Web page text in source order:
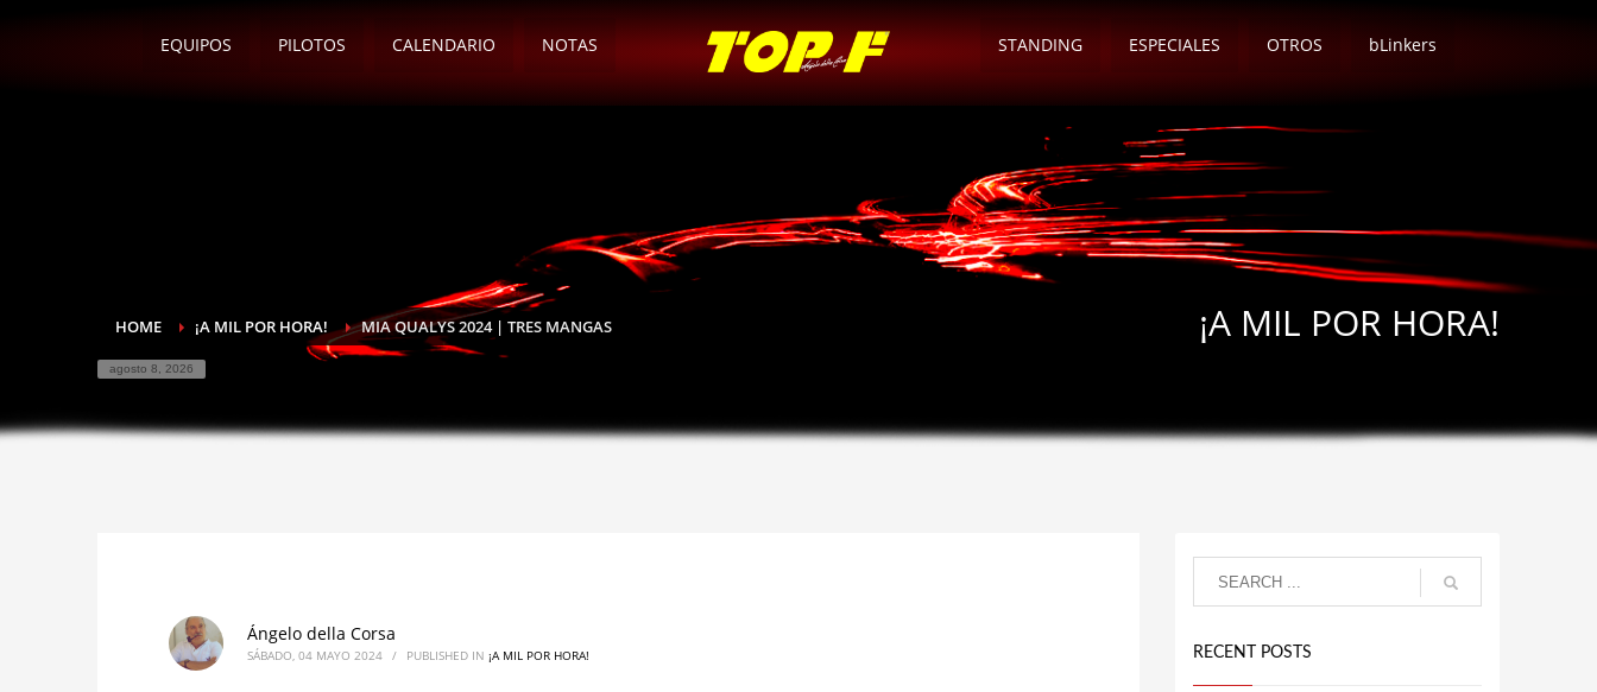
EQUIPOS PILOTOS CALENDARIO NOTAS STANDING ESPECIALES OTROS bLinkers
HOME ¡A MIL POR HORA! MIA QUALYS 2024 | TRES MANGAS
agosto 8, 2026
¡A MIL POR HORA!
Ángelo della Corsa
SÁBADO, 04 MAYO 2024 / PUBLISHED IN¡A MIL POR HORA! RECENT POSTS